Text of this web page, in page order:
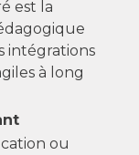
est la
intégrations
à long
ou